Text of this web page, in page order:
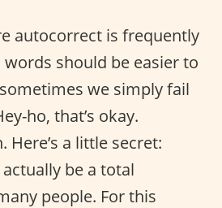
autocorrect is frequently
should be easier to
we simply fail
ho, that’s okay.
Here’s a little secret:
be a total
people. For this